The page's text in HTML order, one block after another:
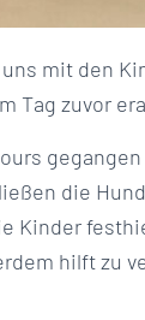
mit den
Tag zuvor
die
Kinder
hilft zu